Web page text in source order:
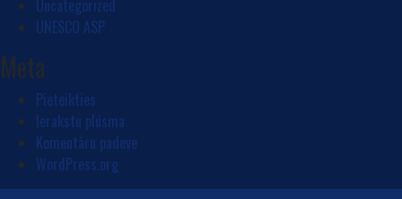
Uncategorized
UNESCO ASP
Meta
Pieteikties
Ierakstu plūsma
Komentāru padeve
WordPress.org